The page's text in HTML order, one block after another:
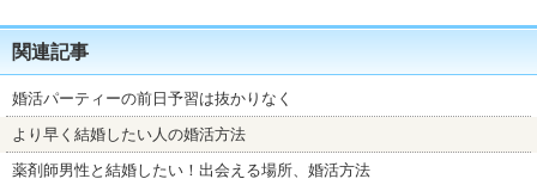
関連記事
婚活パーティーの前日予習は抜かりなく
より早く結婚したい人の婚活方法
薬剤師男性と結婚したい！出会える場所、婚活方法